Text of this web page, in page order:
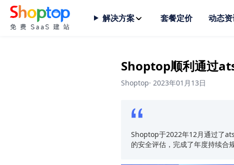
解决方案 套餐定价 动态
Shoptop顺利通过
Shoptop· 2023年01月13日
Shoptop于2022年12月通过了
的安全评估，完成了年度持续合规